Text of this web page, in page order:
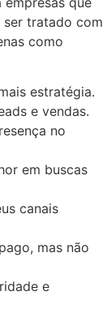
tratado com
como
estratégia.
e vendas.
no
em buscas
canais
mas não
e